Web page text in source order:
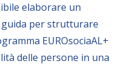
elaborare un
per strutturare
EUROsociaAL+
delle persone in una